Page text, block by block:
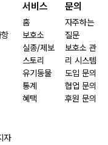
서비스
홈
보호소
실종/제보
스토리
유기동물
통계
혜택
문의
자주하는
질문
보호소 관
리 시스템
도입 문의
협업 문의
후원 문의
자